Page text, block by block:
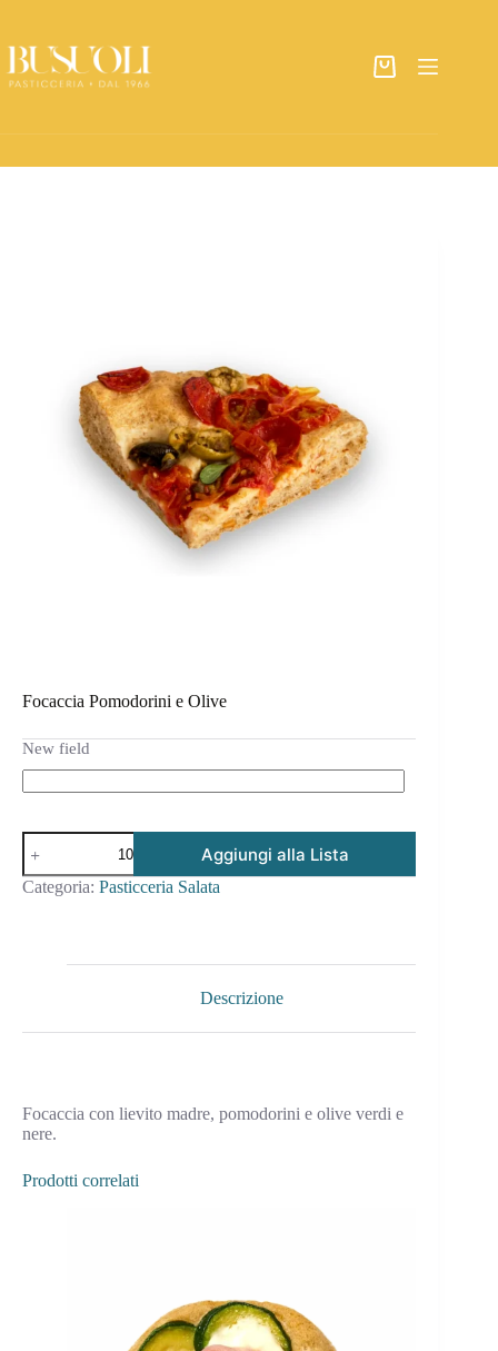
Focaccia Pomodorini e Olive
New field
Aggiungi alla Lista
Categoria: Pasticceria Salata
Descrizione
Focaccia con lievito madre, pomodorini e olive verdi e
nere.
Prodotti correlati